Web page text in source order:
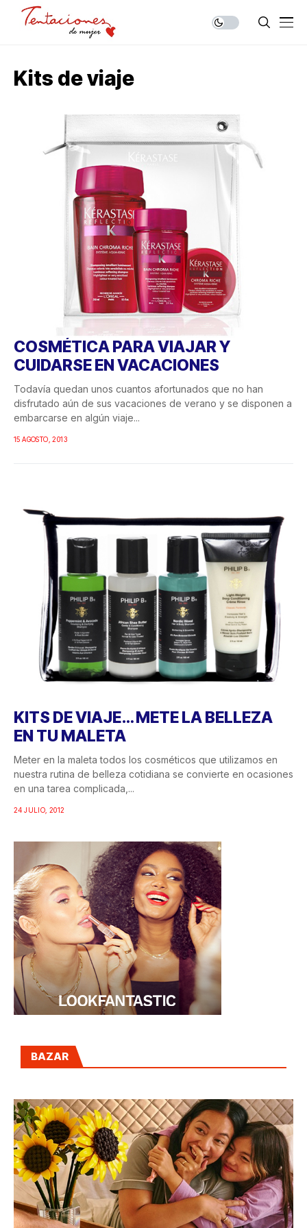
Kits de viaje
COSMÉTICA PARA VIAJAR Y
CUIDARSE EN VACACIONES
Todavía quedan unos cuantos afortunados que no han
disfrutado aún de sus vacaciones de verano y se disponen a
embarcarse en algún viaje...
15 AGOSTO, 2013
KITS DE VIAJE… METE LA BELLEZA
EN TU MALETA
Meter en la maleta todos los cosméticos que utilizamos en
nuestra rutina de belleza cotidiana se convierte en ocasiones
en una tarea complicada,...
24 JULIO, 2012
BAZAR